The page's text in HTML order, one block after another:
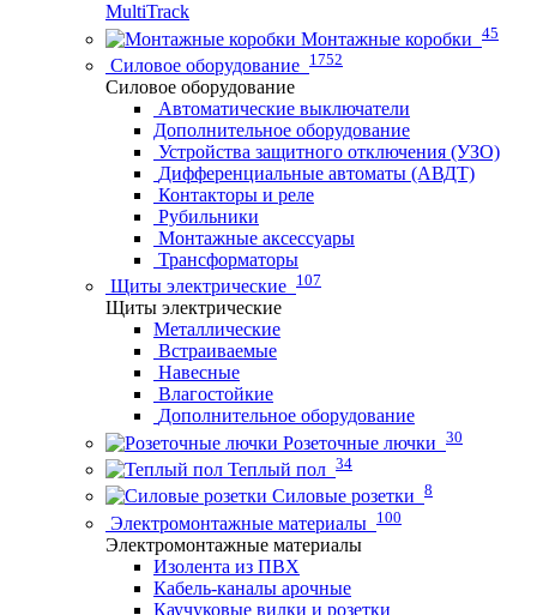
MultiTrack
Монтажные коробки 45
Силовое оборудование 1752
Силовое оборудование
Автоматические выключатели
Дополнительное оборудование
Устройства защитного отключения (УЗО)
Дифференциальные автоматы (АВДТ)
Контакторы и реле
Рубильники
Монтажные аксессуары
Трансформаторы
Щиты электрические 107
Щиты электрические
Металлические
Встраиваемые
Навесные
Влагостойкие
Дополнительное оборудование
Розеточные лючки 30
Теплый пол 34
Силовые розетки 8
Электромонтажные материалы 100
Электромонтажные материалы
Изолента из ПВХ
Кабель-каналы арочные
Каучуковые вилки и розетки